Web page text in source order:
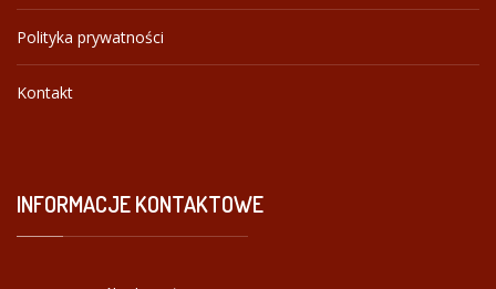
Polityka prywatności
Kontakt
INFORMACJEKONTAKTOWE